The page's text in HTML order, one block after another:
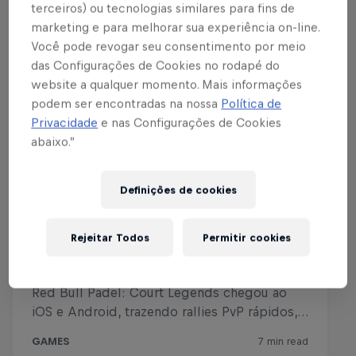
completar missões em conjunto e receber grandes
prémios.
MOSTRA O TEU ESTILO
Escolhe uma de muitas motos e personaliza o teu
piloto com equipamento das melhores marcas do
LENDAS DO MOTOCROSS
essenciais de estrelas do motocross e do enduro
Manuel Lettenbichler, Laia Sanz e Cody Webb.
------------------
terceiros) ou tecnologias similares para fins de
marketing e para melhorar sua experiência on-line.
Você pode revogar seu consentimento por meio
das Configurações de Cookies no rodapé do
website a qualquer momento. Mais informações
podem ser encontradas na nossa Política de
Privacidade e nas Configurações de Cookies
abaixo.”
Definições de cookies
Rejeitar Todos Permitir cookies